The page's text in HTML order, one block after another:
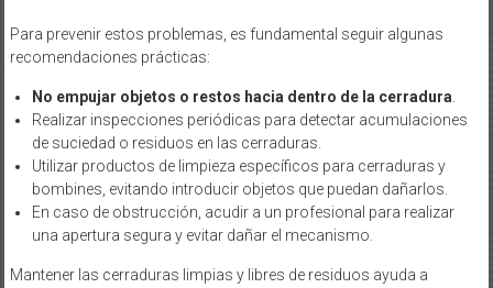
Para prevenir estos problemas, es fundamental seguir algunas
recomendaciones prácticas:
No empujar objetos o restos hacia dentro de la cerradura.
Realizar inspecciones periódicas para detectar acumulaciones
de suciedad o residuos en las cerraduras.
Utilizar productos de limpieza específicos para cerraduras y
bombines, evitando introducir objetos que puedan dañarlos.
En caso de obstrucción, acudir a un profesional para realizar
una apertura segura y evitar dañar el mecanismo.
Mantener las cerraduras limpias y libres de residuos ayuda a